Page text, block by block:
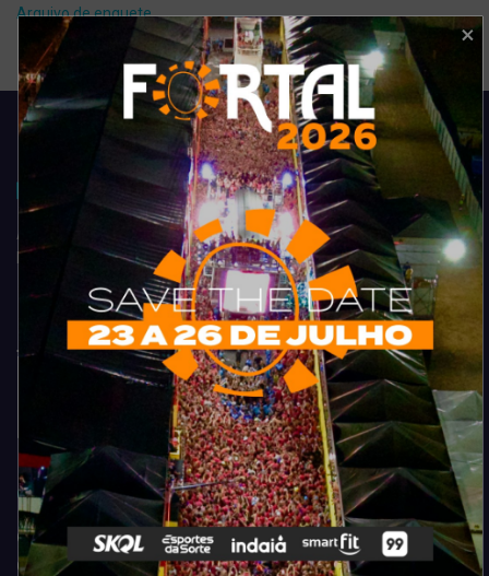
Arquivo de enquete
Acompanhe todas as novidades do entretenimento na região de
Fortaleza. Dicas, promoções, coberturas exclusivas e muito mais.
Categorias
Camarote Vip Junino
Cidade
Marketing E Negócios
Música